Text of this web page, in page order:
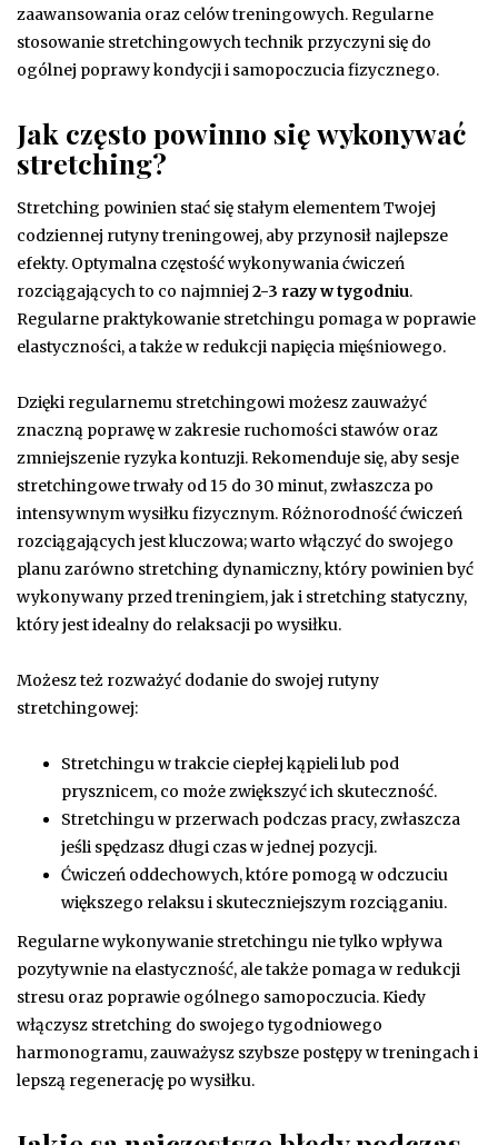
zaawansowania oraz celów treningowych. Regularne
stosowanie stretchingowych technik przyczyni się do
ogólnej poprawy kondycji i samopoczucia fizycznego.
Jak często powinno się wykonywać
stretching?
Stretching powinien stać się stałym elementem Twojej
codziennej rutyny treningowej, aby przynosił najlepsze
efekty. Optymalna częstość wykonywania ćwiczeń
rozciągających to co najmniej 2-3 razy w tygodniu.
Regularne praktykowanie stretchingu pomaga w poprawie
elastyczności, a także w redukcji napięcia mięśniowego.
Dzięki regularnemu stretchingowi możesz zauważyć
znaczną poprawę w zakresie ruchomości stawów oraz
zmniejszenie ryzyka kontuzji. Rekomenduje się, aby sesje
stretchingowe trwały od 15 do 30 minut, zwłaszcza po
intensywnym wysiłku fizycznym. Różnorodność ćwiczeń
rozciągających jest kluczowa; warto włączyć do swojego
planu zarówno stretching dynamiczny, który powinien być
wykonywany przed treningiem, jak i stretching statyczny,
który jest idealny do relaksacji po wysiłku.
Możesz też rozważyć dodanie do swojej rutyny
stretchingowej:
Stretchingu w trakcie ciepłej kąpieli lub pod
prysznicem, co może zwiększyć ich skuteczność.
Stretchingu w przerwach podczas pracy, zwłaszcza
jeśli spędzasz długi czas w jednej pozycji.
Ćwiczeń oddechowych, które pomogą w odczuciu
większego relaksu i skuteczniejszym rozciąganiu.
Regularne wykonywanie stretchingu nie tylko wpływa
pozytywnie na elastyczność, ale także pomaga w redukcji
stresu oraz poprawie ogólnego samopoczucia. Kiedy
włączysz stretching do swojego tygodniowego
harmonogramu, zauważysz szybsze postępy w treningach i
lepszą regenerację po wysiłku.